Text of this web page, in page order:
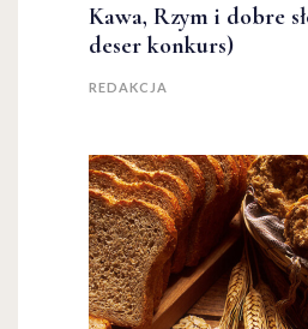
Kawa, Rzym i dobre
deser konkurs)
REDAKCJA